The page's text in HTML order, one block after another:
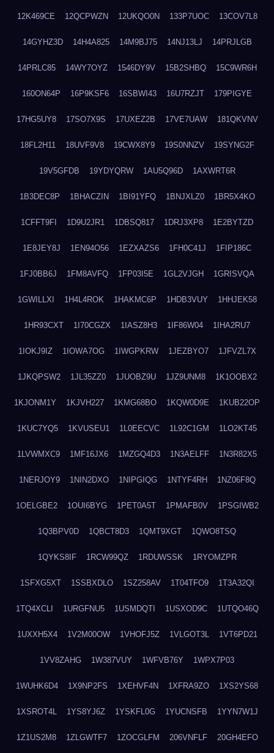
12K469CE 12QCPWZN 12UKQO0N 133P7UOC 13COV7L8
14GYHZ3D 14H4A825 14M9BJ75 14NJ13LJ 14PRJLGB
14PRLC85 14WY7OYZ 1546DY9V 15B2SHBQ 15C9WR6H
160ON64P 16P9KSF6 16SBWI43 16U7RZJT 179PIGYE
17HG5UY8 17SO7X9S 17UXEZ2B 17VE7UAW 181QKVNV
18FL2H11 18UVF9V8 19CWX8Y9 19S0NNZV 19SYNG2F
19V5GFDB 19YDYQRW 1AU5Q96D 1AXWRT6R
1B3DEC8P 1BHACZIN 1BI91YFQ 1BNJXLZ0 1BR5X4KO
1CFFT9FI 1D9U2JR1 1DBSQ817 1DRJ3XP8 1E2BYTZD
1E8JEY8J 1EN94O56 1EZXAZS6 1FH0C41J 1FIP186C
1FJ0BB6J 1FM8AVFQ 1FP03I5E 1GL2VJGH 1GRISVQA
1GWILLXI 1H4L4ROK 1HAKMC6P 1HDB3VUY 1HHJEK58
1HR93CXT 1I70CGZX 1IASZ8H3 1IF86W04 1IHA2RU7
1IOKJ9IZ 1IOWA7OG 1IWGPKRW 1JEZBYO7 1JFVZL7X
1JKQPSW2 1JL35ZZ0 1JUOBZ9U 1JZ9UNM8 1K1OOBX2
1KJONM1Y 1KJVH227 1KMG68BO 1KQW0D9E 1KUB22OP
1KUC7YQ5 1KVUSEU1 1L0EECVC 1L92C1GM 1LO2KT45
1LVWMXC9 1MF16JX6 1MZGQ4D3 1N3AELFF 1N3R82X5
1NERJOY9 1NIN2DXO 1NIPGIQG 1NTYF4RH 1NZ06F8Q
1OELGBE2 1OUI6BYG 1PET0A5T 1PMAFB0V 1PSGIWB2
1Q3BPV0D 1QBCT8D3 1QMT9XGT 1QWO8TSQ
1QYKS8IF 1RCW99QZ 1RDUWSSK 1RYOMZPR
1SFXG5XT 1SSBXDLO 1SZ258AV 1T04TFO9 1T3A32QI
1TQ4XCLI 1URGFNU5 1USMDQTI 1USXOD9C 1UTQO46Q
1UXXH5X4 1V2M00OW 1VHOFJ5Z 1VLGOT3L 1VT6PD21
1VV8ZAHG 1W387VUY 1WFVB76Y 1WPX7P03
1WUHK6D4 1X9NP2FS 1XEHVF4N 1XFRA9ZO 1XS2YS68
1XSROT4L 1YS8YJ6Z 1YSKFL0G 1YUCNSFB 1YYN7W1J
1Z1US2M8 1ZLGWTF7 1ZOCGLFM 206VNFLF 20GH4EFO